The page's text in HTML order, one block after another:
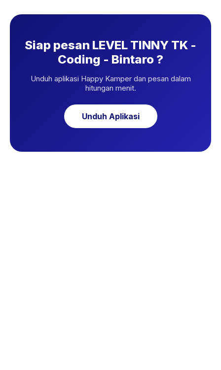
Siap pesan LEVEL TINNY TK -
Coding - Bintaro ?
Unduh aplikasi Happy Kamper dan pesan dalam
hitungan menit.
Unduh Aplikasi